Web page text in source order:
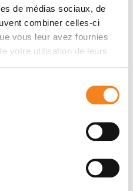
de médias sociaux, de
combiner celles-ci
vous leur avez fournies
votre utilisation de leurs
system (CNS)
free survival, CNSM-FS)
(overall survival,
subtype were
MBC database
4118 patients (24.6%)
(45.3%), HER2+/HR+
and triple negative